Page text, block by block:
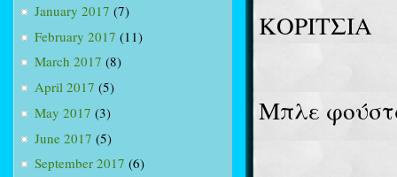
January 2017 (7)
February 2017 (11)
March 2017 (8)
April 2017 (5)
May 2017 (3)
June 2017 (5)
September 2017 (6)
ΚΟΡΙΤΣΙΑ
Μπλε